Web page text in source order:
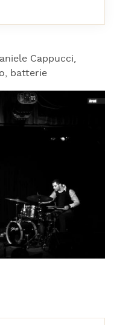
Cappucci,
batterie